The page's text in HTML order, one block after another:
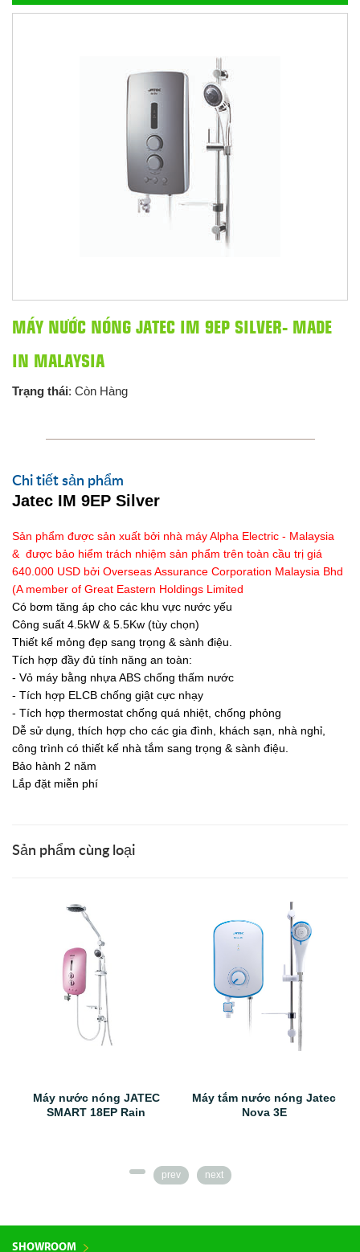
MÁY NƯỚC NÓNG JATEC IM 9EP SILVER- MADE
IN MALAYSIA
Trạng thái: Còn Hàng
Chi tiết sản phẩm
Jatec IM 9EP Silver
Sản phẩm được sản xuất bởi nhà máy Alpha Electric - Malaysia
& được bảo hiểm trách nhiệm sản phẩm trên toàn cầu trị giá
640.000 USD bởi Overseas Assurance Corporation Malaysia Bhd
(A member of Great Eastern Holdings Limited
Có bơm tăng áp cho các khu vực nước yếu
Công suất 4.5kW & 5.5Kw (tùy chọn)
Thiết kế mỏng đẹp sang trọng & sành điệu.
Tích hợp đầy đủ tính năng an toàn:
- Vỏ máy bằng nhựa ABS chống thấm nước
- Tích hợp ELCB chống giật cực nhạy
- Tích hợp thermostat chống quá nhiệt, chống phỏng
Dễ sử dụng, thích hợp cho các gia đình, khách sạn, nhà nghỉ,
công trình có thiết kế nhà tắm sang trọng & sành điệu.
Bảo hành 2 năm
Lắp đặt miễn phí
Sản phẩm cùng loại
Máy nước nóng JATEC
SMART 18EP Rain
Máy tắm nước nóng Jatec
Nova 3E
prev next
SHOWROOM